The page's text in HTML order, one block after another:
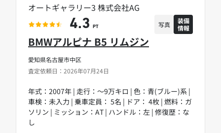
愛知県名古屋市中区
査定依頼日：2026年07月24日
BMWアルピナ B5 リムジン
年式：2007年 | 走行：～9万キロ | 色：青(ブルー)系 |
車検：未入力 | 乗車定員： 5名 | ドア： 4枚 | 燃料：ガ
ソリン | ミッション：AT | ハンドル：左 | 修復歴：な
し
オートギャラリー3 株式会社AG
4.3 PT 写真
装備
情報